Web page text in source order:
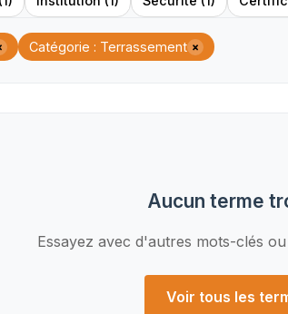
Catégorie : Terrassement ×
Aucun terme
Essayez avec d'autres mots-clés
Voir tous les